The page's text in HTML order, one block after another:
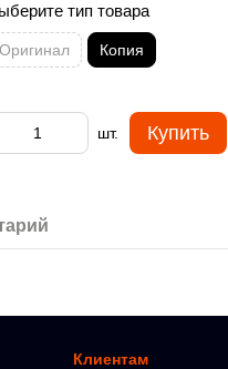
тип товара
Оригинал Копия
шт. Купить
Клиентам